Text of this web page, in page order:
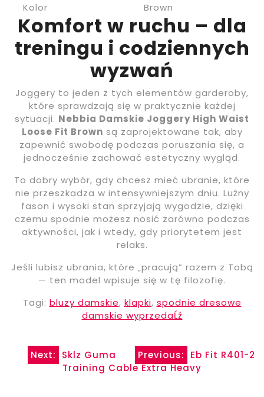
Kolor
Brown
Komfort w ruchu – dla
treningu i codziennych
wyzwań
Joggery to jeden z tych elementów garderoby,
które sprawdzają się w praktycznie każdej
sytuacji. Nebbia Damskie Joggery High Waist
Loose Fit Brown są zaprojektowane tak, aby
zapewnić swobodę podczas poruszania się, a
jednocześnie zachować estetyczny wygląd.
To dobry wybór, gdy chcesz mieć ubranie, które
nie przeszkadza w intensywniejszym dniu. Luźny
fason i wysoki stan sprzyjają wygodzie, dzięki
czemu spodnie możesz nosić zarówno podczas
aktywności, jak i wtedy, gdy priorytetem jest
relaks.
Jeśli lubisz ubrania, które „pracują” razem z Tobą
— ten model wpisuje się w tę filozofię.
Tagi: bluzy damskie, klapki, spodnie dresowe
damskie wyprzedaĹź
Nawigacja
Previous: Eb Fit R401-2
Next:
Sklz Guma
Training Cable Extra Heavy